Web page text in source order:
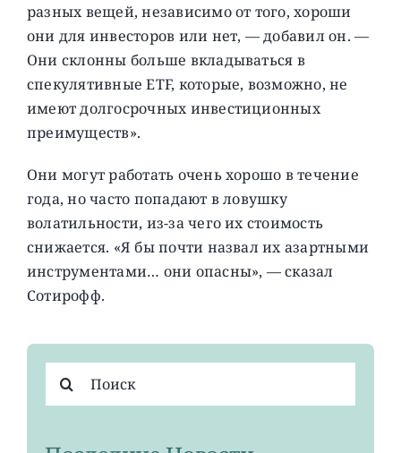
разных вещей, независимо от того, хороши
они для инвесторов или нет, — добавил он. —
Они склонны больше вкладываться в
спекулятивные ETF, которые, возможно, не
имеют долгосрочных инвестиционных
преимуществ».
Они могут работать очень хорошо в течение
года, но часто попадают в ловушку
волатильности, из-за чего их стоимость
снижается. «Я бы почти назвал их азартными
инструментами… они опасны», — сказал
Сотирофф.
поиска: